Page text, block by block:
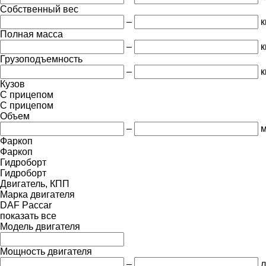
Собственный вес
–
Полная масса
–
Грузоподъемность
–
Кузов
С прицепом
С прицепом
Объем
–
Фаркоп
Фаркоп
Гидроборт
Гидроборт
Двигатель, КПП
Марка двигателя
DAF Paccar
показать все
Модель двигателя
Мощность двигателя
–